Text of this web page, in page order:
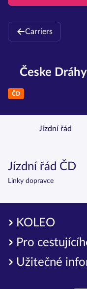
Carriers
Česke Dráhy
ČD
Jízdní řád
Jízdní řád ČD
Linky dopravce
KOLEO
Pro
Užitečné